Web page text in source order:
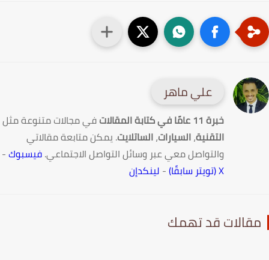
علي ماهر
خبرة 11 عامًا في كتابة المقالات
في مجالات متنوعة مثل
التقنية،السيارات،الساتلايت. يمكن متابعة مقالاتي
والتواصل معي عبر وسائل التواصل الاجتماعي.فيسبوك-
-لينكدإن
قد تهمك